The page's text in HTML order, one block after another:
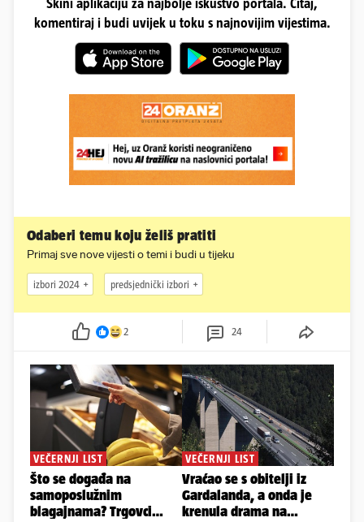
Skini aplikaciju za najbolje iskustvo portala. Čitaj,
komentiraj i budi uvijek u toku s najnovijim vijestima.
Odaberi temu koju želiš pratiti
Primaj sve nove vijesti o temi i budi u tijeku
izbori 2024 predsjednički izbori
2 24